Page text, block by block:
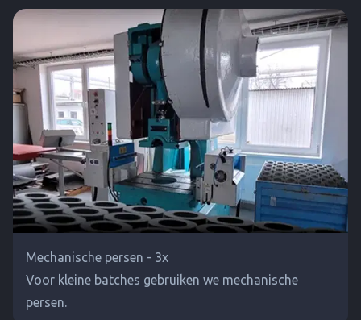
Mechanische persen - 3x
Voor kleine batches gebruiken we mechanische
persen.